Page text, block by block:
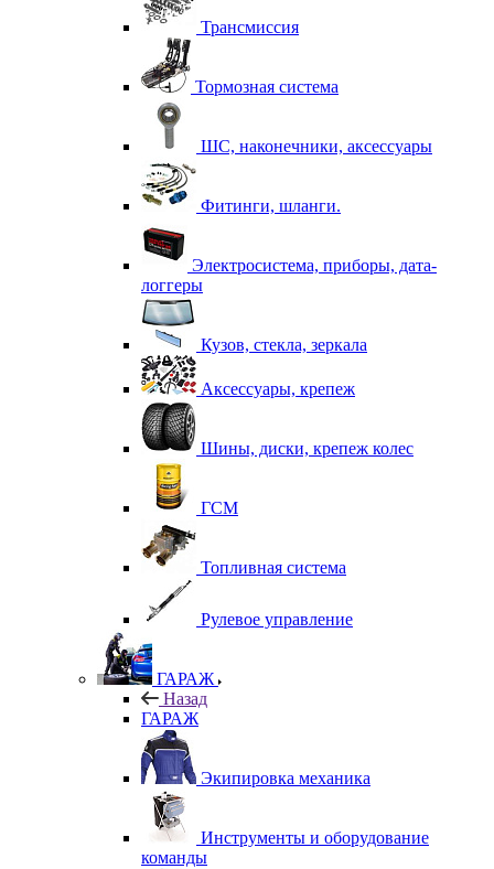
Трансмиссия
Тормозная система
ШС, наконечники, аксессуары
Фитинги, шланги.
Электросистема, приборы, дата-
логгеры
Кузов, стекла, зеркала
Аксессуары, крепеж
Шины, диски, крепеж колес
ГСМ
Топливная система
Рулевое управление
ГАРАЖ
Назад
ГАРАЖ
Экипировка механика
Инструменты и оборудование
команды